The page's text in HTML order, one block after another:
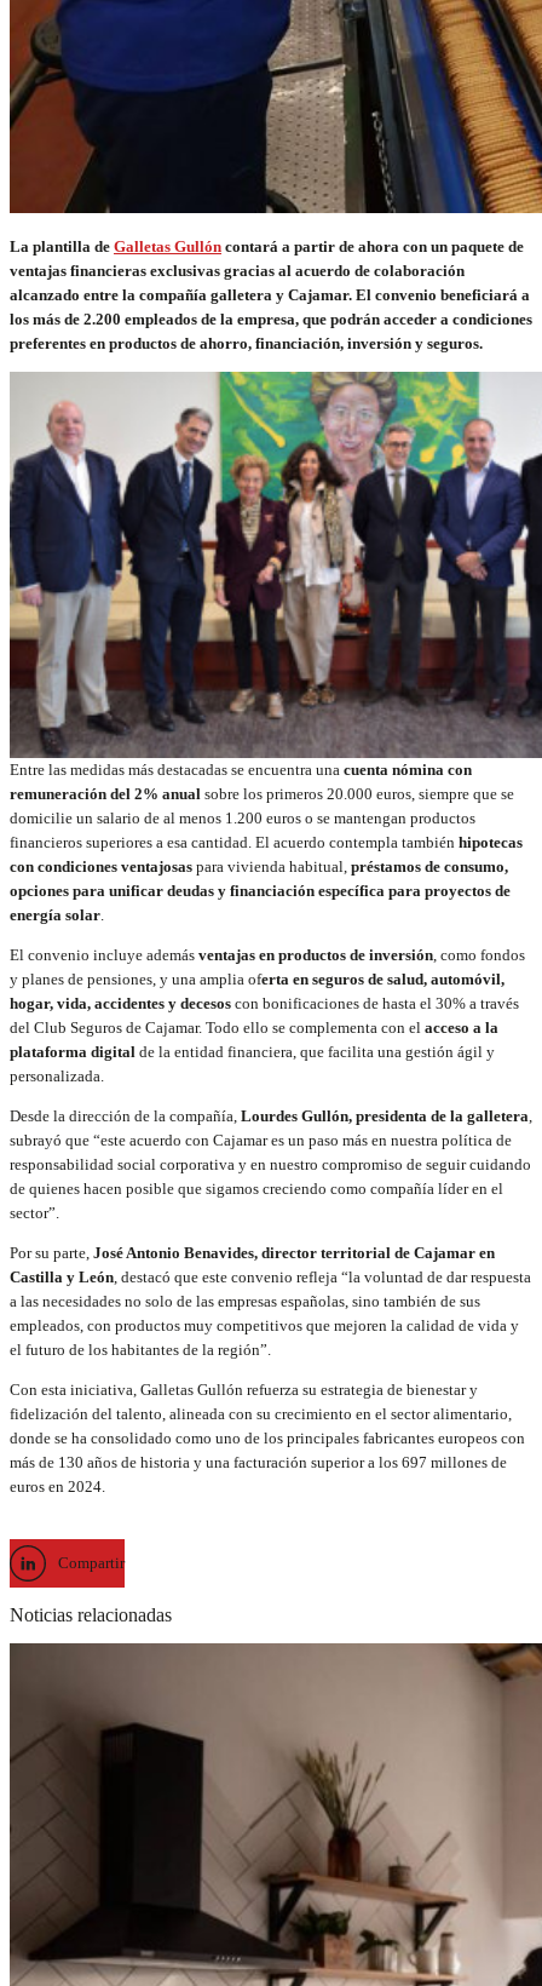
La plantilla de Galletas Gullón contará a partir de ahora con un paquete de
ventajas financieras exclusivas gracias al acuerdo de colaboración
alcanzado entre la compañía galletera y Cajamar. El convenio beneficiará a
los más de 2.200 empleados de la empresa, que podrán acceder a condiciones
preferentes en productos de ahorro, financiación, inversión y seguros.
Entre las medidas más destacadas se encuentra una cuenta nómina con
remuneración del 2% anual sobre los primeros 20.000 euros, siempre que se
domicilie un salario de al menos 1.200 euros o se mantengan productos
financieros superiores a esa cantidad. El acuerdo contempla también hipotecas
con condiciones ventajosas para vivienda habitual, préstamos de consumo,
opciones para unificar deudas y financiación específica para proyectos de
energía solar.
El convenio incluye además ventajas en productos de inversión, como fondos
y planes de pensiones, y una amplia oferta en seguros de salud, automóvil,
hogar, vida, accidentes y decesos con bonificaciones de hasta el 30% a través
del Club Seguros de Cajamar. Todo ello se complementa con el acceso a la
plataforma digital de la entidad financiera, que facilita una gestión ágil y
personalizada.
Desde la dirección de la compañía, Lourdes Gullón, presidenta de la galletera,
subrayó que “este acuerdo con Cajamar es un paso más en nuestra política de
responsabilidad social corporativa y en nuestro compromiso de seguir cuidando
de quienes hacen posible que sigamos creciendo como compañía líder en el
sector”.
Por su parte, José Antonio Benavides, director territorial de Cajamar en
Castilla y León, destacó que este convenio refleja “la voluntad de dar respuesta
a las necesidades no solo de las empresas españolas, sino también de sus
empleados, con productos muy competitivos que mejoren la calidad de vida y
el futuro de los habitantes de la región”.
Con esta iniciativa, Galletas Gullón refuerza su estrategia de bienestar y
fidelización del talento, alineada con su crecimiento en el sector alimentario,
donde se ha consolidado como uno de los principales fabricantes europeos con
más de 130 años de historia y una facturación superior a los 697 millones de
euros en 2024.
Compartir
Noticias relacionadas